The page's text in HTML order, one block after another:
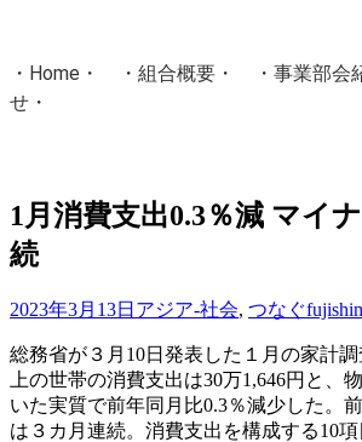
・ Home ・ ・ 組合概要 ・ ・ 事業部会
せ ・
国土交通省・経済産業省・農林水産省・
1月消費支出0.3％減 マイ
続
2023年3月13日 アジア-社会, つなぐ
総務省が３月10日発表した１月の家計
上の世帯の消費支出は30万1,646円と、
いた実質で前年同月比0.3％減少した。
は３カ月連続。消費支出を構成する10